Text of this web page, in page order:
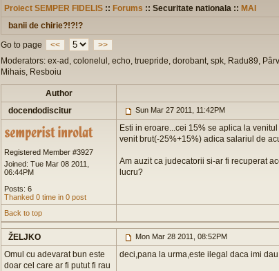
Proiect SEMPER FIDELIS :: Forums :: Securitate nationala :: MAI
banii de chirie?!?!?
Go to page
<<
>>
Moderators: ex-ad, colonelul, echo, truepride, dorobant, spk, Radu89,
Mihais, Resboiu
Author
docendodiscitur
Sun Mar 27 2011, 11:42PM
Registered Member #3927
Joined: Tue Mar 08 2011,
06:44PM
Posts: 6
Thanked 0 time in 0 post
Esti in eroare...cei 15% se aplica la
venit brut(-25%+15%) adica salariul de
Am auzit ca judecatorii si-ar fi recuperat
lucru?
Back to top
ŽELJKO Mon Mar 28 2011, 08:52PM
Omul cu adevarat bun este
doar cel care ar fi putut fi rau
deci,pana la urma,este ilegal daca imi